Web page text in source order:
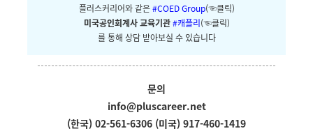
플러스커리어와 같은#COED Group(☜클릭)
미국공인회계사 교육기관#캐플리(☜클릭)
를 통해 상담 받아보실 수 있습니다
문의
info@pluscareer.net
(한국) 02-561-6306 (미국) 917-460-1419